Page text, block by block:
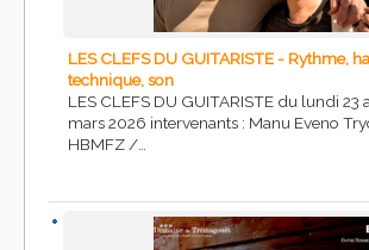
LES CLEFS DU GUITARISTE - Rythme,
technique, son
LES CLEFS DU GUITARISTE du lundi 23
mars 2026 intervenants : Manu Eveno
HBMFZ /…